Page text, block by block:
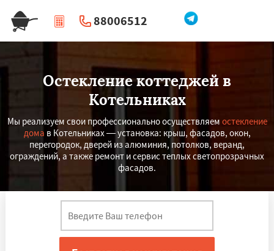
88006512
| Перезвоните мне
Остекление коттеджей в
Котельниках
Мы реализуем свои профессионально осуществляем остекление
дома в Котельниках — установка: крыш, фасадов, окон,
перегородок, дверей из алюминия, потолков, веранд,
ограждений, а также ремонт и сервис теплых светопрозрачных
фасадов.